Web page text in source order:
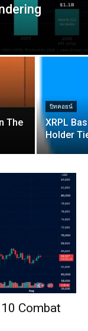
The
บิทคอยน์
XRPL
Holder
Combat